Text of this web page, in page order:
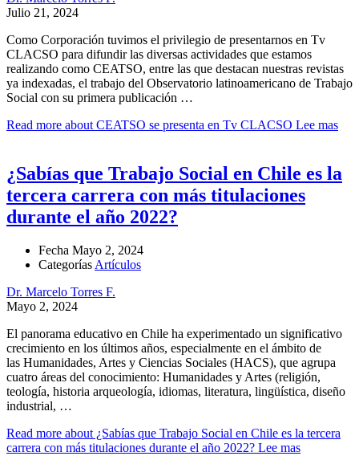
Julio 21, 2024
Como Corporación tuvimos el privilegio de presentarnos en Tv
CLACSO para difundir las diversas actividades que estamos
realizando como CEATSO, entre las que destacan nuestras revistas
ya indexadas, el trabajo del Observatorio latinoamericano de Trabajo
Social con su primera publicación …
Read more about CEATSO se presenta en Tv CLACSO Lee mas
¿Sabías que Trabajo Social en Chile es la
tercera carrera con más titulaciones
durante el año 2022?
Fecha Mayo 2, 2024
CategoríasArtículos
Dr. Marcelo Torres F.
Mayo 2, 2024
El panorama educativo en Chile ha experimentado un significativo
crecimiento en los últimos años, especialmente en el ámbito de
las Humanidades, Artes y Ciencias Sociales (HACS), que agrupa
cuatro áreas del conocimiento: Humanidades y Artes (religión,
teología, historia arqueología, idiomas, literatura, lingüística, diseño
industrial, …
Read more about ¿Sabías que Trabajo Social en Chile es la tercera
carrera con más titulaciones durante el año 2022? Lee mas